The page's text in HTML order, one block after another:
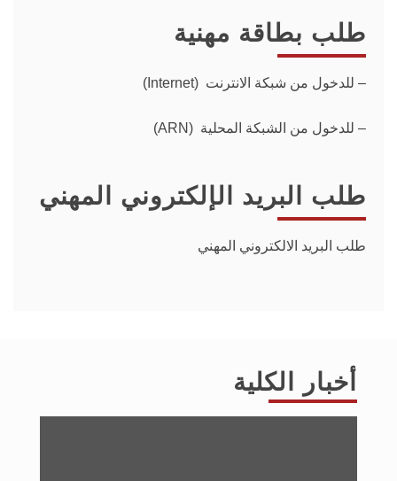
طلب بطاقة مهنية
– للدخول من شبكة الانترنت (Internet)
– للدخول من الشبكة المحلية (ARN)
طلب البريد الإلكتروني المهني
طلب البريد الالكتروني المهني
أخبار الكلية